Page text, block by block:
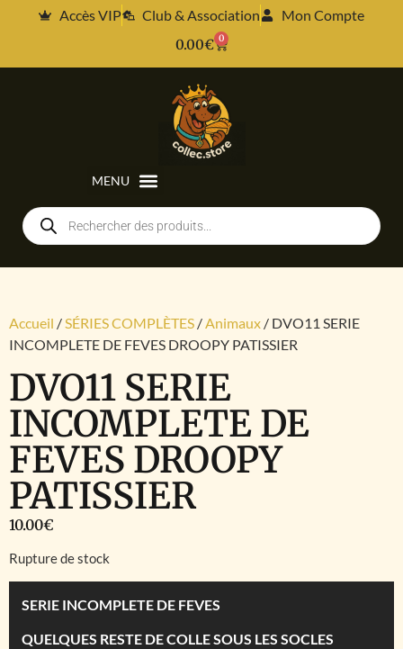
Accès VIP Club & Association
Mon Compte
0.00€ 0
Accueil /SÉRIES COMPLÈTES /Animaux / DVO11 SERIE
INCOMPLETE DE FEVES DROOPY PATISSIER
DVO11 SERIE
INCOMPLETE DE
FEVES DROOPY
PATISSIER
10.00€
Rupture de stock
SERIE INCOMPLETE DE FEVES
QUELQUES RESTE DE COLLE SOUS LES SOCLES